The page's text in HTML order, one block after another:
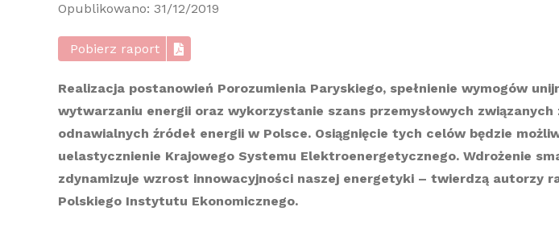
Opublikowano: 31/12/2019
Pobierz raport
Realizacja postanowień Porozumienia Paryskiego, spełnienie wymogów
wytwarzaniu energii oraz wykorzystanie szans przemysłowych
odnawialnych źródeł energii w Polsce. Osiągnięcie tych celów będzie
uelastycznienie Krajowego Systemu Elektroenergetycznego. Wdrożenie
zdynamizuje wzrost innowacyjności naszej energetyki – twierdzą autorzy
Polskiego Instytutu Ekonomicznego.